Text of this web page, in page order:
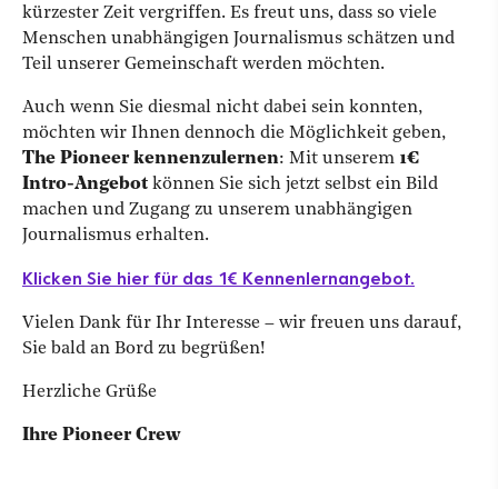
kürzester Zeit vergriffen. Es freut uns, dass so viele
Menschen unabhängigen Journalismus schätzen und
Teil unserer Gemeinschaft werden möchten.
Auch wenn Sie diesmal nicht dabei sein konnten,
möchten wir Ihnen dennoch die Möglichkeit geben,
The Pioneer kennenzulernen: Mit unserem 1€
Intro-Angebot können Sie sich jetzt selbst ein Bild
machen und Zugang zu unserem unabhängigen
Journalismus erhalten.
Klicken Sie hier für das 1€ Kennenlernangebot.
Vielen Dank für Ihr Interesse – wir freuen uns darauf,
Sie bald an Bord zu begrüßen!
Herzliche Grüße
Ihre Pioneer Crew